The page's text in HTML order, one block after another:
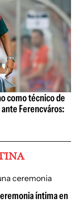
como técnico de
Ferencváros:
íntima en